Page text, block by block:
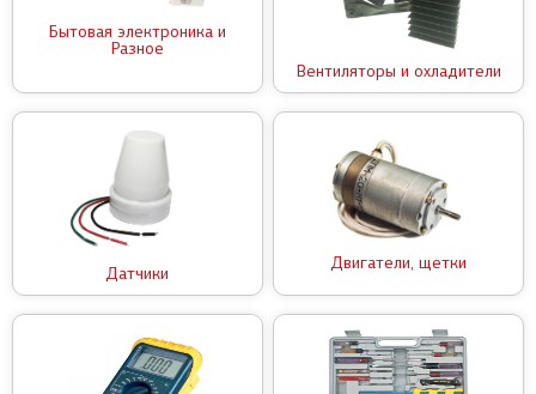
Бытовая электроника и
Разное
Вентиляторы и охладители
Датчики
Двигатели, щетки